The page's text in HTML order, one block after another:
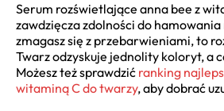
Serum rozświetlające anna bee z
zawdzięcza zdolności do
zmagasz się z przebarwieniami, to
Twarz odzyskuje jednolity koloryt, a
Możesz też sprawdzić ranking
witaminą C do twarzy, aby dobrać